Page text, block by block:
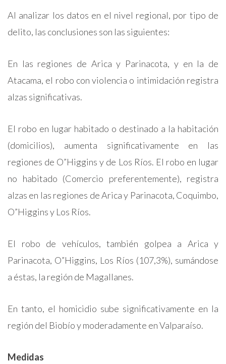
Al analizar los datos en el nivel regional, por tipo de
delito, las conclusiones son las siguientes:
En las regiones de Arica y Parinacota, y en la de
Atacama, el robo con violencia o intimidación registra
alzas significativas.
El robo en lugar habitado o destinado a la habitación
(domicilios), aumenta significativamente en las
regiones de O”Higgins y de Los Ríos. El robo en lugar
no habitado (Comercio preferentemente), registra
alzas en las regiones de Arica y Parinacota, Coquimbo,
O”Higgins y Los Ríos.
El robo de vehículos, también golpea a Arica y
Parinacota, O”Higgins, Los Ríos (107,3%), sumándose
a éstas, la región de Magallanes.
En tanto, el homicidio sube significativamente en la
región del Biobío y moderadamente en Valparaíso.
Medidas